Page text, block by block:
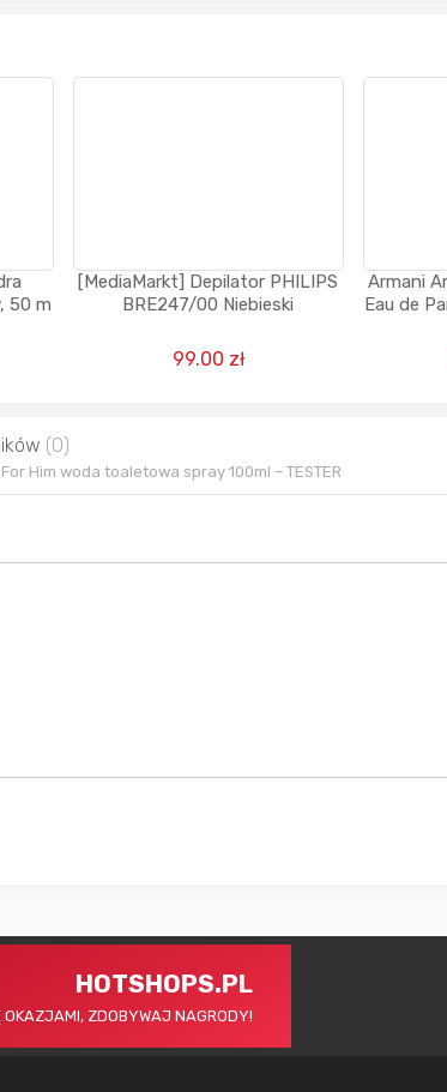
50 m
[MediaMarkt] Depilator PHILIPS
BRE247/00 Niebieski
99.00 zł
Armani
Eau de
(0)
Him woda toaletowa spray 100ml – TESTER
HOTSHOPS.PL
OKAZJAMI, ZDOBYWAJ NAGRODY!